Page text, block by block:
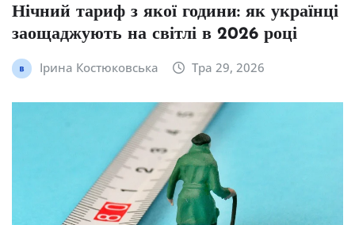
Нічний тариф з якої години: як українці
заощаджують на світлі в 2026 році
Ірина Костюковська Тра 29, 2026